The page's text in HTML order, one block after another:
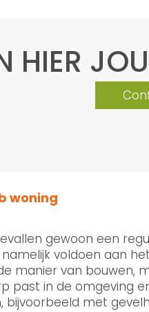
HIER
woning
gewoon een
voldoen aan
van bouwen,
in de omgeving
met